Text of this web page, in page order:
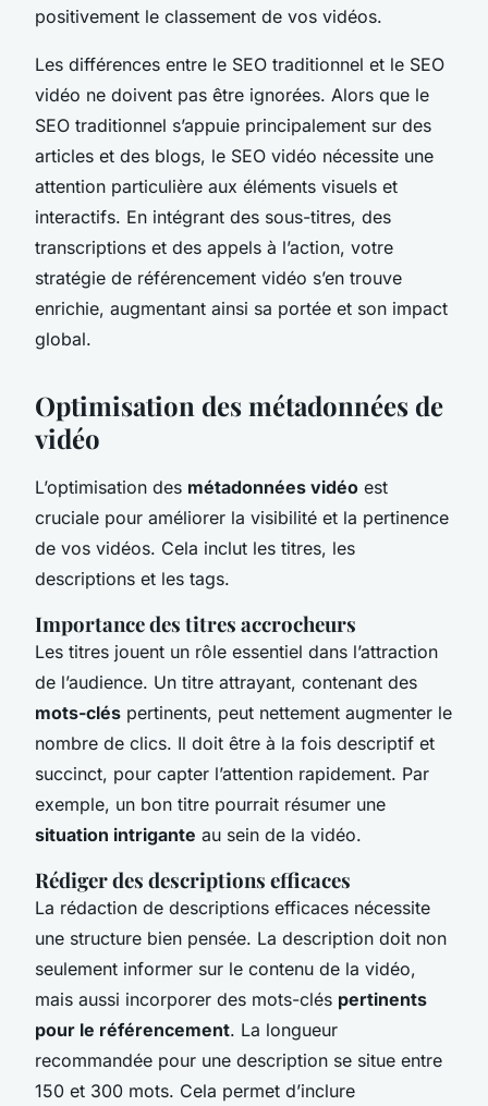
positivement le classement de vos vidéos.
Les différences entre le SEO traditionnel et le SEO
vidéo ne doivent pas être ignorées. Alors que le
SEO traditionnel s’appuie principalement sur des
articles et des blogs, le SEO vidéo nécessite une
attention particulière aux éléments visuels et
interactifs. En intégrant des sous-titres, des
transcriptions et des appels à l’action, votre
stratégie de référencement vidéo s’en trouve
enrichie, augmentant ainsi sa portée et son impact
global.
Optimisation des métadonnées de
vidéo
L’optimisation des métadonnées vidéo est
cruciale pour améliorer la visibilité et la pertinence
de vos vidéos. Cela inclut les titres, les
descriptions et les tags.
Importance des titres accrocheurs
Les titres jouent un rôle essentiel dans l’attraction
de l’audience. Un titre attrayant, contenant des
mots-clés pertinents, peut nettement augmenter le
nombre de clics. Il doit être à la fois descriptif et
succinct, pour capter l’attention rapidement. Par
exemple, un bon titre pourrait résumer une
situation intrigante au sein de la vidéo.
Rédiger des descriptions efficaces
La rédaction de descriptions efficaces nécessite
une structure bien pensée. La description doit non
seulement informer sur le contenu de la vidéo,
mais aussi incorporer des mots-clés pertinents
pour le référencement. La longueur
recommandée pour une description se situe entre
150 et 300 mots. Cela permet d’inclure